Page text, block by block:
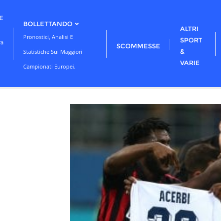
BOLLETTANDO
Pronostici, Analisi E
Statistiche Sui Maggiori
Campionati Europei.
SCOMMESSE
ALTRI
SPORT
&
VARIE